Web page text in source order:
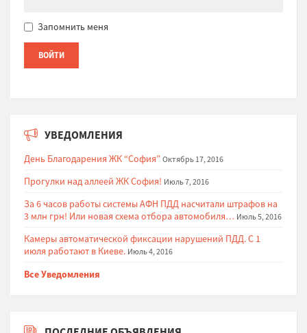
Запомнить меня
УВЕДОМЛЕНИЯ
День Благодарения ЖК “София” Октябрь 17, 2016
Прогулки над аллеей ЖК София! Июль 7, 2016
За 6 часов работы системы АФН ПДД насчитали штрафов на
3 млн грн! Или новая схема отбора автомобиля… Июль 5, 2016
Камеры автоматической фиксации нарушений ПДД. С 1
июля работают в Киеве. Июль 4, 2016
Все Уведомления